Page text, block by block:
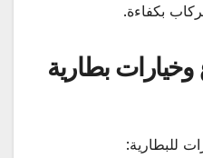
بكفاءة.
وخيارات بطارية
للبطارية: